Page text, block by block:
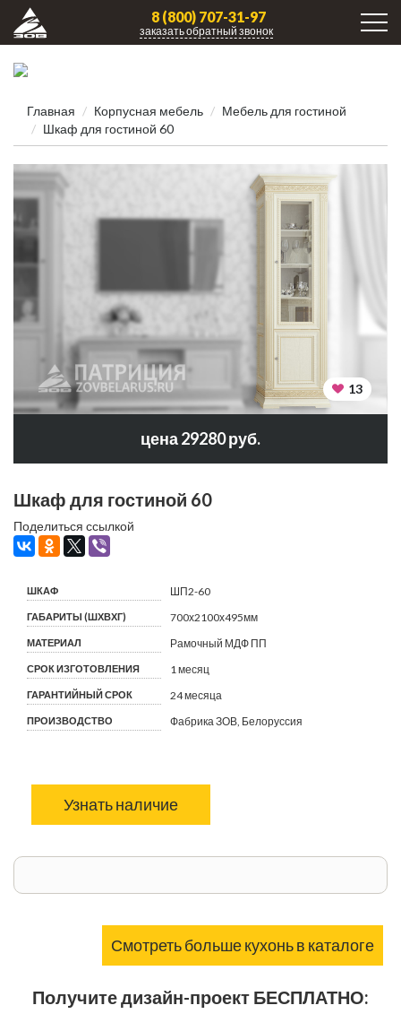
8 (800) 707-31-97
заказать обратный звонок
Главная Корпусная мебель
Мебель для гостиной
Шкаф для гостиной 60
13
цена 29280 руб.
Шкаф для гостиной 60
Поделиться ссылкой
ШКАФ ШП2-60
ГАБАРИТЫ (ШХВХГ) 700х2100х495мм
МАТЕРИАЛ Рамочный МДФ ПП
СРОК ИЗГОТОВЛЕНИЯ 1 месяц
ГАРАНТИЙНЫЙ СРОК 24 месяца
ПРОИЗВОДСТВО Фабрика ЗОВ, Белоруссия
Узнать наличие
Смотреть больше кухонь в каталоге
Получите дизайн-проект БЕСПЛАТНО: